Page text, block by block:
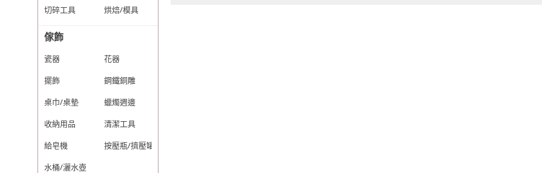
切碎工具
烘焙/模具
傢飾
瓷器
花器
擺飾
鋼鐵銅雕
桌巾/桌墊
蠟燭週邊
收納用品
清潔工具
給皂機
按壓瓶/擠壓罐
水桶/灑水壺